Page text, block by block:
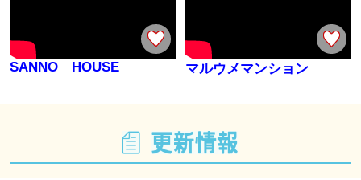
SANNO HOUSE マルウメマンション